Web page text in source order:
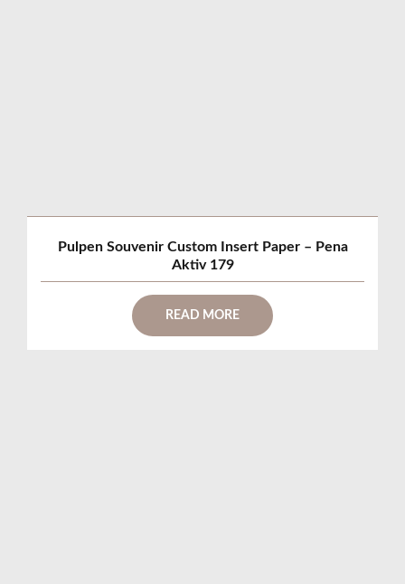
Pulpen Souvenir Custom Insert Paper – Pena
Aktiv 179
READ MORE